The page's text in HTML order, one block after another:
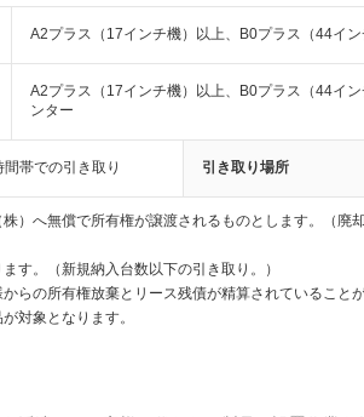
A2プラス（17インチ機）以上、B0プラス（44イ
A2プラス（17インチ機）以上、B0プラス（44イ
ンター
帯での引き取り 引き取り場所
）へ無償で所有権が譲渡されるものとします。（廃
す。（新規納入台数以下の引き取り。）
らの所有権放棄とリース残債が精算されていることが
対象となります。